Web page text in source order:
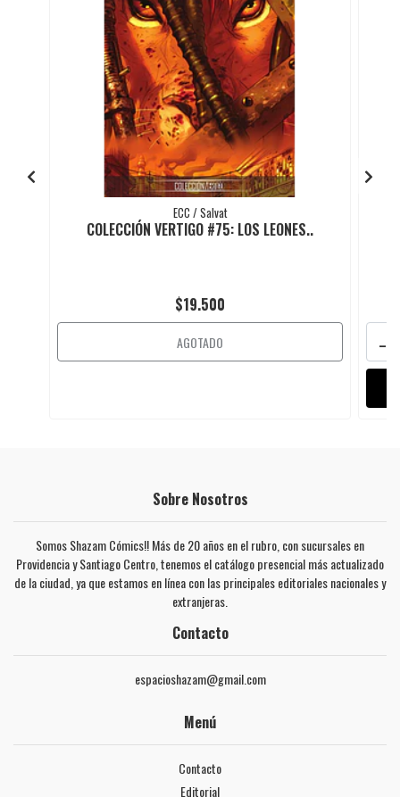
ECC / Salvat
COLECCIÓN VERTIGO #75: LOS LEONES..
$19.500
AGOTADO -
Sobre Nosotros
Somos Shazam Cómics!! Más de 20 años en el rubro, con sucursales en
Providencia y Santiago Centro, tenemos el catálogo presencial más actualizado
de la ciudad, ya que estamos en línea con las principales editoriales nacionales y
extranjeras.
Contacto
espacioshazam@gmail.com
Menú
Contacto
Editorial